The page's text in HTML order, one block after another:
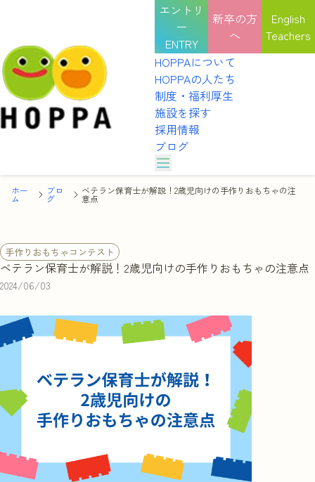
エントリ
ー
ENTRY
選考を受ける
説明会を予約する
実習を申し込む
新卒の方
へ
English
Teachers
HOPPAについて
HOPPAの人たち
HOPPAのカルチャー
HOPPAの表彰式
制度・福利厚生
施設を探す
採用情報
ブログ
HOPPAについて
HOPPAのカルチャー
HOPPAの表彰式
インタビュー
職種紹介
制度・福利厚生
施設を探す
採用情報
ホー
ム
ブロ
グ
ベテラン保育士が解説！2歳児向けの手作りおもちゃの注
意点
手作りおもちゃコンテスト
ベテラン保育士が解説！2歳児向けの手作りおもちゃの注意点
2024/06/03